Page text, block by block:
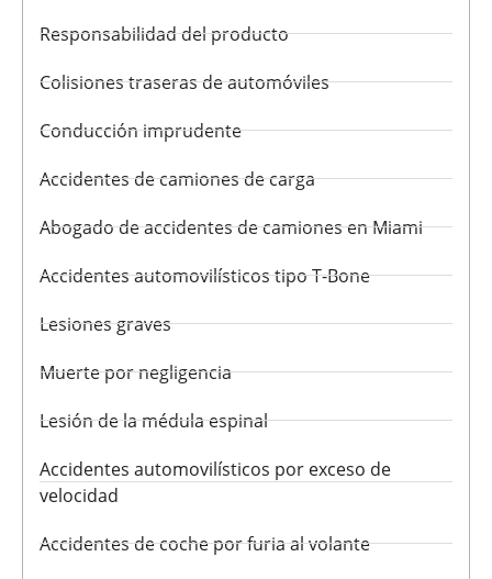
Responsabilidad del producto
Colisiones traseras de automóviles
Conducción imprudente
Accidentes de camiones de carga
Abogado de accidentes de camiones en Miami
Accidentes automovilísticos tipo T-Bone
Lesiones graves
Muerte por negligencia
Lesión de la médula espinal
Accidentes automovilísticos por exceso de
velocidad
Accidentes de coche por furia al volante